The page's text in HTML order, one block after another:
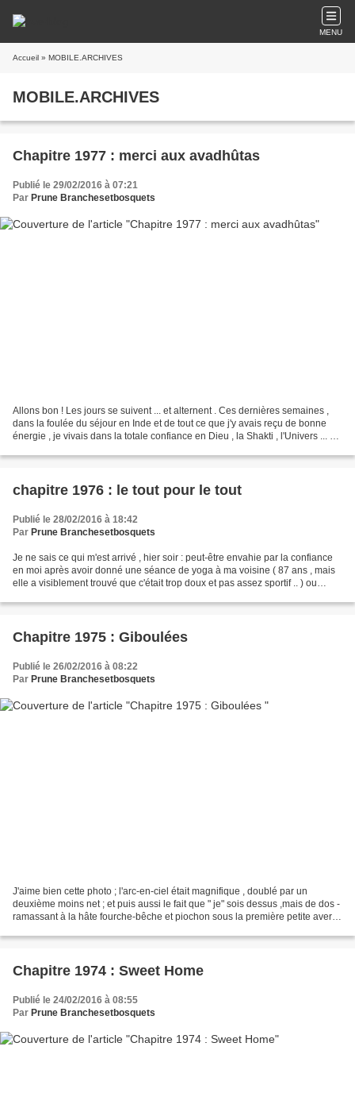
MENU
Accueil » MOBILE.ARCHIVES
MOBILE.ARCHIVES
Chapitre 1977 : merci aux avadhûtas
Publié le 29/02/2016 à 07:21
Par Prune Branchesetbosquets
Allons bon ! Les jours se suivent ... et alternent . Ces dernières semaines ,
dans la foulée du séjour en Inde et de tout ce que j'y avais reçu de bonne
énergie , je vivais dans la totale confiance en Dieu , la Shakti , l'Univers ... Ce
chapitre 1976 : le tout pour le tout
Publié le 28/02/2016 à 18:42
Par Prune Branchesetbosquets
Je ne sais ce qui m'est arrivé , hier soir : peut-être envahie par la confiance
en moi après avoir donné une séance de yoga à ma voisine ( 87 ans , mais
elle a visiblement trouvé que c'était trop doux et pas assez sportif .. ) ou
Chapitre 1975 : Giboulées
Publié le 26/02/2016 à 08:22
Par Prune Branchesetbosquets
J'aime bien cette photo ; l'arc-en-ciel était magnifique , doublé par un
deuxième moins net ; et puis aussi le fait que " je" sois dessus ,mais de dos -
ramassant à la hâte fourche-bêche et piochon sous la première petite averse
Chapitre 1974 : Sweet Home
Publié le 24/02/2016 à 08:55
Par Prune Branchesetbosquets